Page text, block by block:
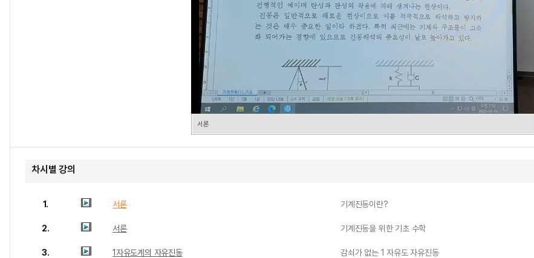
서론
차시별 강의
1. 서론 기계진동이란?
2. 서론 기계진동을 위한 기초 수학
3. 1자유도계의 자유진동 감쇠가 없는 1 자유도 자유진동